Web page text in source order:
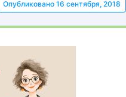
Опубликовано 16 сентября, 2018